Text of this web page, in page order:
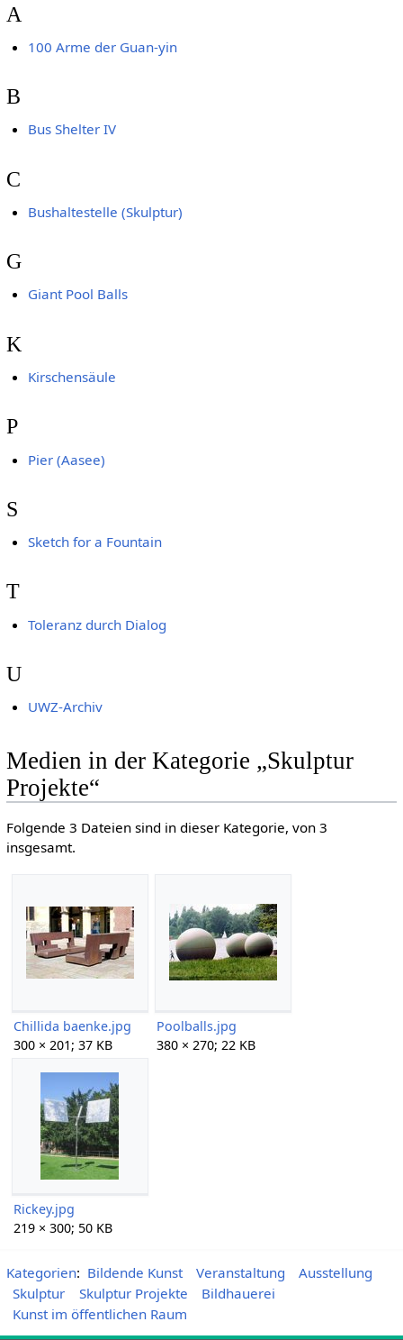
A
100 Arme der Guan-yin
B
Bus Shelter IV
C
Bushaltestelle (Skulptur)
G
Giant Pool Balls
K
Kirschensäule
P
Pier (Aasee)
S
Sketch for a Fountain
T
Toleranz durch Dialog
U
UWZ-Archiv
Medien in der Kategorie „Skulptur
Projekte“
Folgende 3 Dateien sind in dieser Kategorie, von 3
insgesamt.
Chillida baenke.jpg
300 × 201; 37 KB
Poolballs.jpg
380 × 270; 22 KB
Rickey.jpg
219 × 300; 50 KB
Kategorien: Bildende Kunst Veranstaltung
Ausstellung
Skulptur
Skulptur Projekte
Bildhauerei
Kunst im öffentlichen Raum